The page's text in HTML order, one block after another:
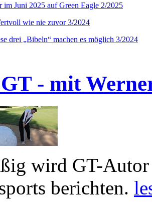
im Juni 2025 auf Green Eagle 2/2025
wie nie zuvor 3/2024
drei „Bibeln“ machen es möglich 3/2024
- mit
wird GT-
berichten.